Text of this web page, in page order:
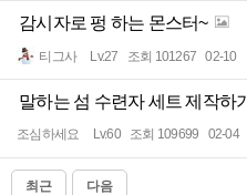
감시자로 펑 하는 몬스터~
티그사 Lv.27 조회 101267 02-10
말하는 섬 수련자 세트 제작하기
조심하세요 Lv.60 조회 109699 02-04
최근 다음